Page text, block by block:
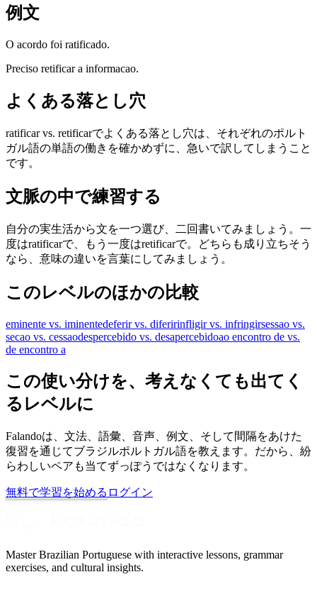
例文
O acordo foi ratificado.
Preciso retificar a informacao.
よくある落とし穴
ratificar vs. retificarでよくある落とし穴は、それぞれのポルト
ガル語の単語の働きを確かめずに、急いで訳してしまうこと
です。
文脈の中で練習する
自分の実生活から文を一つ選び、二回書いてみましょう。一
度はratificarで、もう一度はretificarで。どちらも成り立ちそう
なら、意味の違いを言葉にしてみましょう。
このレベルのほかの比較
eminente vs. iminentedeferir vs. diferirinfligir vs. infringirsessao vs.
secao vs. cessaodespercebido vs. desapercebidoao encontro de vs.
de encontro a
この使い分けを、考えなくても出てく
るレベルに
Falandoは、文法、語彙、音声、例文、そして間隔をあけた
復習を通じてブラジルポルトガル語を教えます。だから、紛
らわしいペアも当てずっぽうではなくなります。
無料で学習を始める ログイン
Master Brazilian Portuguese with interactive lessons, grammar
exercises, and cultural insights.